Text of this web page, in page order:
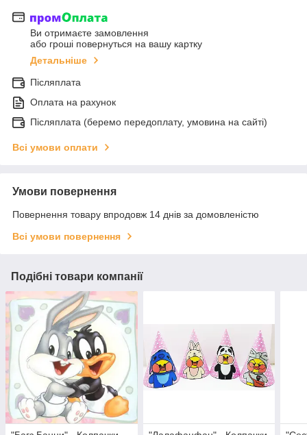
Ви отримаєте замовлення
або гроші повернуться на вашу картку
Детальніше
Післяплата
Оплата на рахунок
Післяплата (беремо передоплату, умовина на сайті)
Всі умови оплати
Умови повернення
Повернення товару впродовж 14 днів за домовленістю
Всі умови повернення
Подібні товари компанії